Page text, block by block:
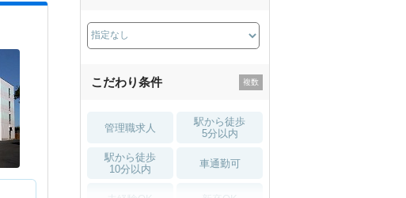
薬局・
こだわり条件
管理職求人
駅から徒歩
5分以内
駅から徒歩
10分以内
車通勤可